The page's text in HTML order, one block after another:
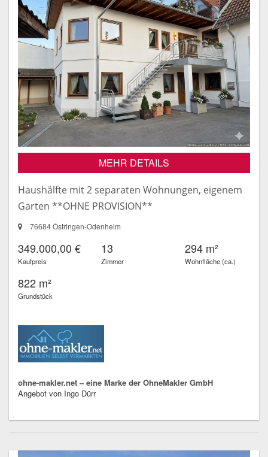
MEHR DETAILS
Haushälfte mit 2 separaten Wohnungen, eigenem
Garten **OHNE PROVISION**
76684 Östringen-Odenheim
349.000,00 €
Kaufpreis
13
Zimmer
294 m²
Wohnfläche (ca.)
822 m²
Grundstück
ohne-makler.net – eine Marke der OhneMakler GmbH
Angebot von Ingo Dürr